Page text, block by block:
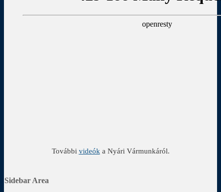
További videók a Nyári Vármunkáról.
Sidebar Area